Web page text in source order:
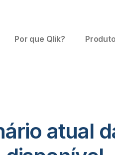
Por que Qlik?
atual